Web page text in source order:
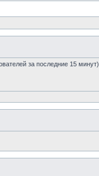
за последние 15 минут)